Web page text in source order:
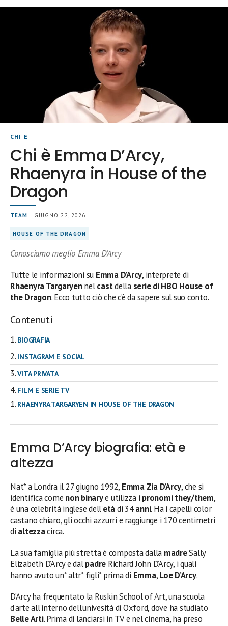
CHI È
Chi è Emma D’Arcy,
Rhaenyra in House of the
Dragon
TEAM | GIUGNO 22, 2026
HOUSE OF THE DRAGON
Conosciamo meglio Emma D’Arcy
Tutte le informazioni su Emma D’Arcy, interprete di
Rhaenyra Targaryennelcastdella serie di HBO House of
the Dragon. Ecco tutto ciò che c’è da sapere sul suo conto.
Contenuti
BIOGRAFIA
INSTAGRAM E SOCIAL
VITA PRIVATA
FILM E SERIE TV
RHAENYRA TARGARYEN IN HOUSE OF THE DRAGON
Emma D’Arcy biografia: età e
altezza
Nat* a Londra il 27 giugno 1992, Emma Zia D’Arcy, che si
identifica come non binarye utilizza i pronomi they/them,
è una celebrità inglese dell’etàdi 34anni. Ha i capelli color
castano chiaro, gli occhi azzurri e raggiunge i 170 centimetri
di altezzacirca.
La sua famiglia più stretta è composta dalla madreSally
Elizabeth D’Arcy e dalpadre Richard John D’Arcy, i quali
hanno avuto un* altr* figli* prima di Emma,Loe D’Arcy.
D’Arcy ha frequentato la Ruskin School of Art, una scuola
d’arte all’interno dell’univesità di Oxford, dove ha studiato
Belle Arti. Prima di lanciarsi in TV e nel cinema, ha preso